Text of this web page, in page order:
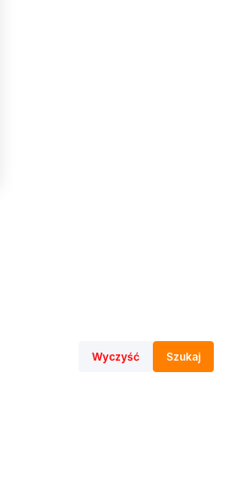
Wyczyść Szukaj